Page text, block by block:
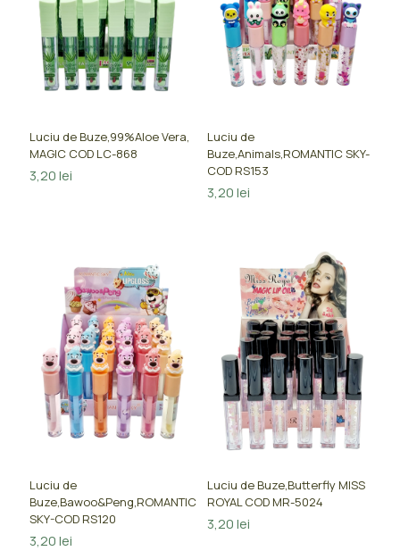
Luciu de Buze,99%Aloe Vera,
MAGIC COD LC-868
3,20lei
Luciu de
Buze,Animals,ROMANTIC SKY-
COD RS153
3,20lei
Luciu de
Buze,Bawoo&Peng,ROMANTIC
SKY-COD RS120
3,20lei
Luciu de Buze,Butterfly MISS
ROYAL COD MR-5024
3,20lei